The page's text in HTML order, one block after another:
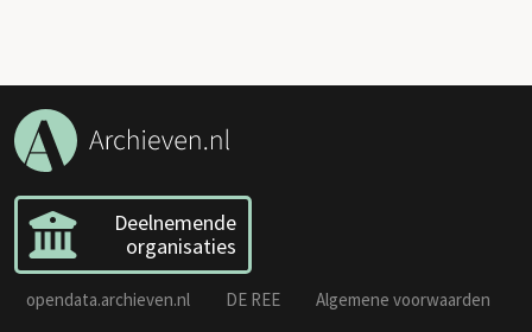
Deelnemende
organisaties
opendata.archieven.nl DE REE
Algemene voorwaarden